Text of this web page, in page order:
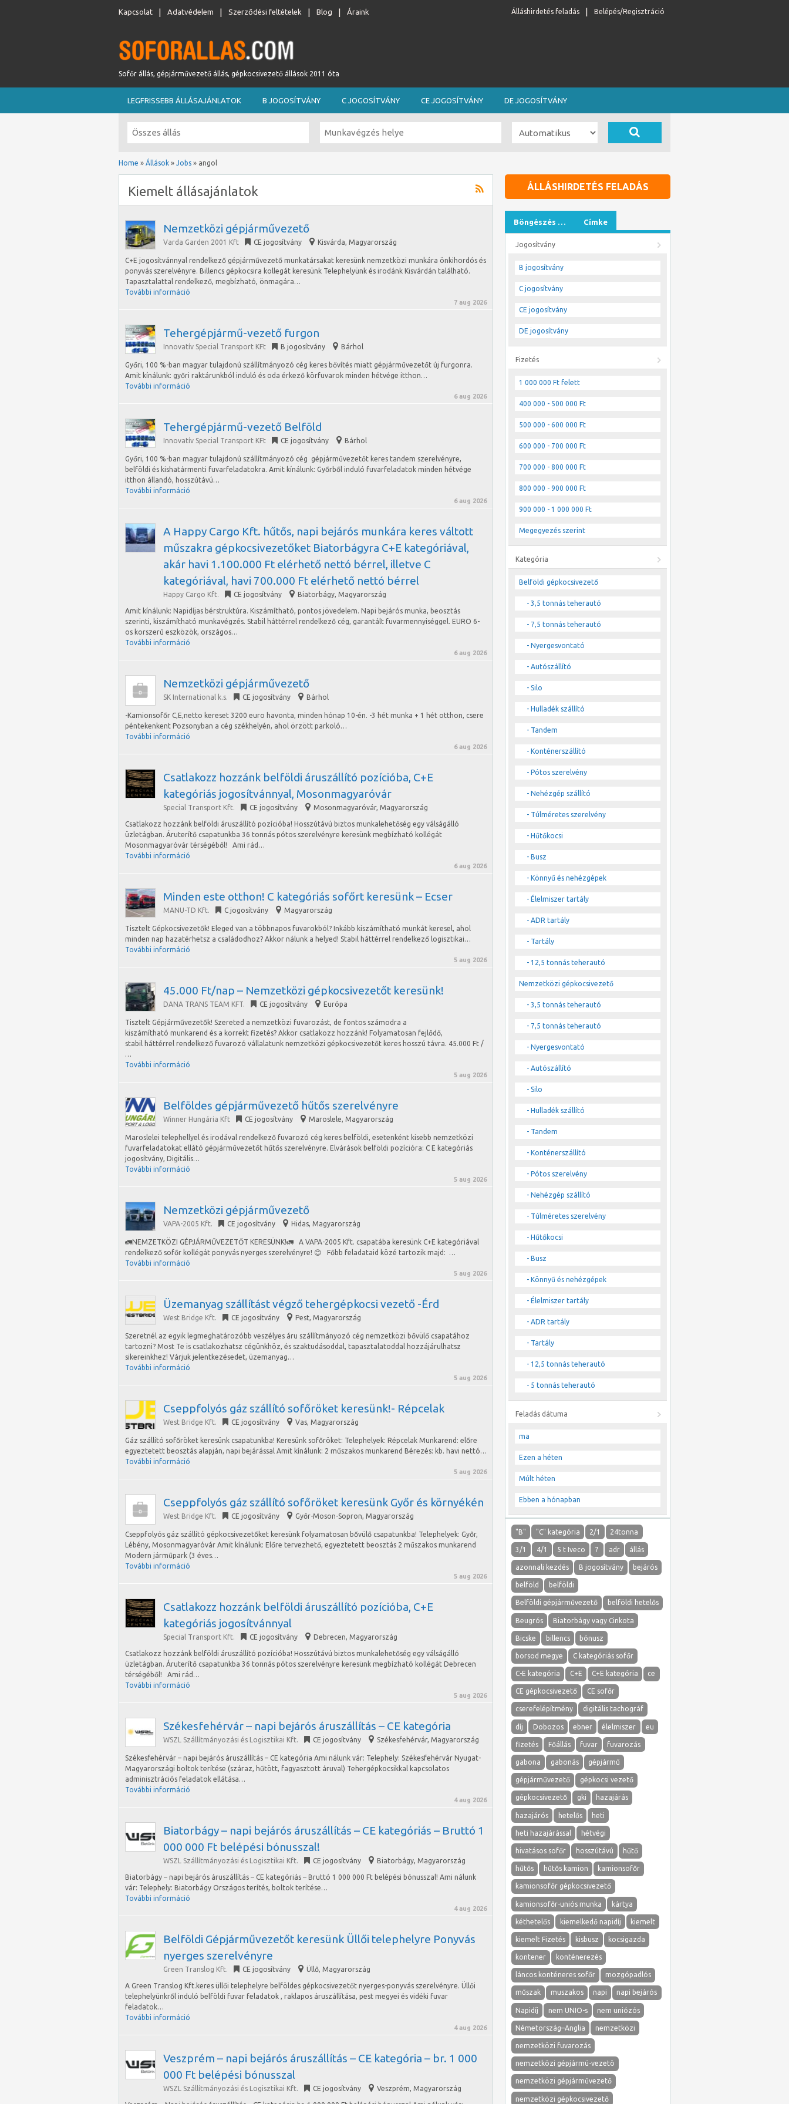
Kapcsolat Adatvédelem Szerződési feltételek Blog Áraink Belépés/Regisztráció
Álláshirdetés feladás
Sofőr állás, gépjárművezető állás, gépkocsivezető állások 2011 óta
LEGFRISSEBB ÁLLÁSAJÁNLATOK B JOGOSÍTVÁNY C JOGOSÍTVÁNY CE JOGOSÍTVÁNY DE JOGOSÍTVÁNY
Home » Állások » Jobs » angol
Kiemelt állásajánlatok
Nemzetközi gépjárművezető
Varda Garden 2001 Kft CE jogosítvány Kisvárda, Magyarország
C+E jogosítvánnyal rendelkező gépjárművezető munkatársakat keresünk nemzetközi munkára önkihordós és
ponyvás szerelvényre. Billencs gépkocsira kollegát keresünk Telephelyünk és irodánk Kisvárdán található.
Tapasztalattal rendelkező, megbízható, önmagára…
További információ
7 aug 2026
Tehergépjármű-vezető furgon
Innovatív Special Transport KFt B jogosítvány Bárhol
Győri, 100 %-ban magyar tulajdonú szállítmányozó cég keres bővítés miatt gépjárművezetőt új furgonra.
Amit kínálunk: győri raktárunkból induló és oda érkező körfuvarok minden hétvége itthon…
További információ
6 aug 2026
Tehergépjármű-vezető Belföld
Innovatív Special Transport KFt CE jogosítvány Bárhol
Győri, 100 %-ban magyar tulajdonú szállítmányozó cég gépjárművezetőt keres tandem szerelvényre,
belföldi és kishatármenti fuvarfeladatokra. Amit kínálunk: Győrből induló fuvarfeladatok minden hétvége
itthon állandó, hosszútávú…
További információ
6 aug 2026
A Happy Cargo Kft. hűtős, napi bejárós munkára keres váltott
műszakra gépkocsivezetőket Biatorbágyra C+E kategóriával,
akár havi 1.100.000 Ft elérhető nettó bérrel, illetve C
kategóriával, havi 700.000 Ft elérhető nettó bérrel
Happy Cargo Kft. CE jogosítvány Biatorbágy, Magyarország
Amit kínálunk: Napidíjas bérstruktúra. Kiszámítható, pontos jövedelem. Napi bejárós munka, beosztás
szerinti, kiszámítható munkavégzés. Stabil háttérrel rendelkező cég, garantált fuvarmennyiséggel. EURO 6-
os korszerű eszközök, országos…
További információ
6 aug 2026
Nemzetközi gépjárművezető
SK International k.s. CE jogosítvány Bárhol
-Kamionsofőr C,E,netto kereset 3200 euro havonta, minden hónap 10-én. -3 hét munka + 1 hét otthon, csere
péntekenkent Pozsonyban a cég székhelyén, ahol örzött parkoló…
További információ
6 aug 2026
Csatlakozz hozzánk belföldi áruszállító pozícióba, C+E
kategóriás jogosítvánnyal, Mosonmagyaróvár
Special Transport Kft. CE jogosítvány Mosonmagyaróvár, Magyarország
Csatlakozz hozzánk belföldi áruszállító pozícióba! Hosszútávú biztos munkalehetőség egy válságálló
üzletágban. Áruterítő csapatunkba 36 tonnás pótos szerelvényre keresünk megbízható kollégát
Mosonmagyaróvár térségéből! Ami rád…
További információ
6 aug 2026
Minden este otthon! C kategóriás sofőrt keresünk – Ecser
MANU-TD Kft. C jogosítvány Magyarország
Tisztelt Gépkocsivezetők! Eleged van a többnapos fuvarokból? Inkább kiszámítható munkát keresel, ahol
minden nap hazatérhetsz a családodhoz? Akkor nálunk a helyed! Stabil háttérrel rendelkező logisztikai…
További információ
5 aug 2026
45.000 Ft/nap – Nemzetközi gépkocsivezetőt keresünk!
DANA TRANS TEAM KFT. CE jogosítvány Európa
Tisztelt Gépjárművezetők! Szereted a nemzetközi fuvarozást, de fontos számodra a
kiszámítható munkarend és a korrekt fizetés? Akkor csatlakozz hozzánk! Folyamatosan fejlődő,
stabil háttérrel rendelkező fuvarozó vállalatunk nemzetközi gépkocsivezetőt keres hosszú távra. 45.000 Ft /
…
További információ
5 aug 2026
Belföldes gépjárművezető hűtős szerelvényre
Winner Hungária Kft CE jogosítvány Maroslele, Magyarország
Maroslelei telephellyel és irodával rendelkező fuvarozó cég keres belföldi, esetenként kisebb nemzetközi
fuvarfeladatokat ellátó gépjárművezetőt hűtős szerelvényre. Elvárások belföldi pozícióra: C E kategóriás
jogosítvány, Digitális…
További információ
5 aug 2026
Nemzetközi gépjárművezető
VAPA-2005 Kft. CE jogosítvány Hidas, Magyarország
🚛NEMZETKÖZI GÉPJÁRMŰVEZETŐT KERESÜNK!🚛 A VAPA-2005 Kft. csapatába keresünk C+E kategóriával
rendelkező sofőr kollégát ponyvás nyerges szerelvényre! 😊 Főbb feladataid közé tartozik majd: …
További információ
5 aug 2026
Üzemanyag szállítást végző tehergépkocsi vezető -Érd
West Bridge Kft. CE jogosítvány Pest, Magyarország
Szeretnél az egyik legmeghatározóbb veszélyes áru szállítmányozó cég nemzetközi bővülő csapatához
tartozni? Most Te is csatlakozhatsz cégünkhöz, és szaktudásoddal, tapasztalatoddal hozzájárulhatsz
sikereinkhez! Várjuk jelentkezésedet, üzemanyag…
További információ
5 aug 2026
Cseppfolyós gáz szállító sofőröket keresünk!- Répcelak
West Bridge Kft. CE jogosítvány Vas, Magyarország
Gáz szállító sofőröket keresünk csapatunkba! Keresünk sofőröket: Telephelyek: Répcelak Munkarend: előre
egyeztetett beosztás alapján, napi bejárással Amit kínálunk: 2 műszakos munkarend Bérezés: kb. havi nettó…
További információ
5 aug 2026
Cseppfolyós gáz szállító sofőröket keresünk Győr és környékén
West Bridge Kft. CE jogosítvány Győr-Moson-Sopron, Magyarország
Cseppfolyós gáz szállító gépkocsivezetőket keresünk folyamatosan bővülő csapatunkba! Telephelyek: Győr,
Lébény, Mosonmagyaróvár Amit kínálunk: Előre tervezhető, egyeztetett beosztás 2 műszakos munkarend
Modern járműpark (3 éves…
További információ
5 aug 2026
Csatlakozz hozzánk belföldi áruszállító pozícióba, C+E
kategóriás jogosítvánnyal
Special Transport Kft. CE jogosítvány Debrecen, Magyarország
Csatlakozz hozzánk belföldi áruszállító pozícióba! Hosszútávú biztos munkalehetőség egy válságálló
üzletágban. Áruterítő csapatunkba 36 tonnás pótos szerelvényre keresünk megbízható kollégát Debrecen
térségéből! Ami rád…
További információ
5 aug 2026
Székesfehérvár – napi bejárós áruszállítás – CE kategória
WSZL Szállítmányozási és Logisztikai Kft. CE jogosítvány Székesfehérvár, Magyarország
Székesfehérvár – napi bejárós áruszállítás – CE kategória Ami nálunk vár: Telephely: Székesfehérvár Nyugat-
Magyarországi boltok terítése (száraz, hűtött, fagyasztott áruval) Tehergépkocsikkal kapcsolatos
adminisztrációs feladatok ellátása…
További információ
4 aug 2026
Biatorbágy – napi bejárós áruszállítás – CE kategóriás – Bruttó 1
000 000 Ft belépési bónusszal!
WSZL Szállítmányozási és Logisztikai Kft. CE jogosítvány Biatorbágy, Magyarország
Biatorbágy – napi bejárós áruszállítás – CE kategóriás – Bruttó 1 000 000 Ft belépési bónusszal! Ami nálunk
vár: Telephely: Biatorbágy Országos terítés, boltok terítése…
További információ
4 aug 2026
Belföldi Gépjárművezetőt keresünk Üllői telephelyre Ponyvás
nyerges szerelvényre
Green Translog Kft. CE jogosítvány Üllő, Magyarország
A Green Translog Kft.keres üllői telephelyre belföldes gépkocsivezetőt nyerges-ponyvás szerelvényre. Üllői
telephelyünkről induló belföldi fuvar feladatok , raklapos áruszállítása, pest megyei és vidéki fuvar
feladatok…
További információ
4 aug 2026
Veszprém – napi bejárós áruszállítás – CE kategória – br. 1 000
000 Ft belépési bónusszal
WSZL Szállítmányozási és Logisztikai Kft. CE jogosítvány Veszprém, Magyarország
ÁLLÁSHIRDETÉS FELADÁS
Böngészés … Címke
Jogosítvány
B jogosítvány
C jogosítvány
CE jogosítvány
DE jogosítvány
Fizetés
1 000 000 Ft felett
400 000 - 500 000 Ft
500 000 - 600 000 Ft
600 000 - 700 000 Ft
700 000 - 800 000 Ft
800 000 - 900 000 Ft
900 000 - 1 000 000 Ft
Megegyezés szerint
Kategória
Belföldi gépkocsivezető
- 3,5 tonnás teherautó
- 7,5 tonnás teherautó
- Nyergesvontató
- Autószállító
- Silo
- Hulladék szállító
- Tandem
- Konténerszállító
- Pótos szerelvény
- Nehézgép szállító
- Túlméretes szerelvény
- Hűtőkocsi
- Busz
- Könnyű és nehézgépek
- Élelmiszer tartály
- ADR tartály
- Tartály
- 12,5 tonnás teherautó
Nemzetközi gépkocsivezető
- 3,5 tonnás teherautó
- 7,5 tonnás teherautó
- Nyergesvontató
- Autószállító
- Silo
- Hulladék szállító
- Tandem
- Konténerszállító
- Pótos szerelvény
- Nehézgép szállító
- Túlméretes szerelvény
- Hűtőkocsi
- Busz
- Könnyű és nehézgépek
- Élelmiszer tartály
- ADR tartály
- Tartály
- 12,5 tonnás teherautó
- 5 tonnás teherautó
Feladás dátuma
ma
Ezen a héten
Múlt héten
Ebben a hónapban
"B" "C" kategória 2/1 24tonna
3/1 4/1 5 t Iveco 7 adr állás
azonnali kezdés B jogosítvány bejárós
belföld belföldi
Belföldi gépjárművezető belföldi hetelős
Beugrós Biatorbágy vagy Cinkota
Bicske billencs bónusz
borsod megye C kategóriás sofőr
C-E kategória C+E C+E kategória ce
CE gépkocsivezető CE sofőr
cserefelépítmény digitális tachográf
díj Dobozos ebner élelmiszer eu
fizetés Főállás fuvar fuvarozás
gabona gabonás gépjármű
gépjárművezető gépkocsi vezető
gépkocsivezető gki hazajárás
hazajárós hetelős heti
heti hazajárással hétvégi
hivatásos sofőr hosszútávú hűtő
hűtős hűtős kamion kamionsofőr
kamionsofőr gépkocsivezető
kamionsofőr-uniós munka kártya
kéthetelős kiemelkedő napidíj kiemelt
kiemelt Fizetés kisbusz kocsigazda
kontener konténerezés
láncos konténeres sofőr mozgópadlós
műszak muszakos napi napi bejárós
Napidíj nem UNIO-s nem uniózós
Németország–Anglia nemzetközi
nemzetközi fuvarozás
nemzetközi gépjármü-vezetö
nemzetközi gépjárművezető
nemzetközi gépkocsivezető